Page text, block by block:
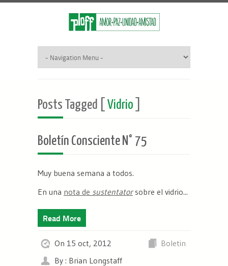
Posts Tagged [ Vidrio
Boletín Consciente N° 75
Muy buena semana a todos.
En una nota de sustentatorsobre el vidrio...
Read More
On 15 oct, 2012
Boletin
By : Brian Longstaff